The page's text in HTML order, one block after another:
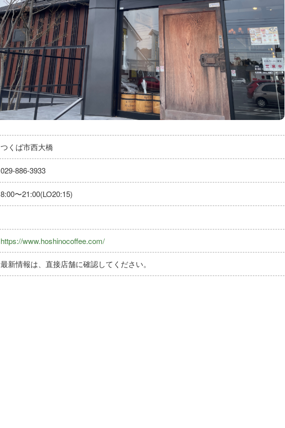
つくば市西大橋
029-886-3933
8:00〜21:00(LO20:15)
https://www.hoshinocoffee.com/
最新情報は、直接店舗に確認してください。